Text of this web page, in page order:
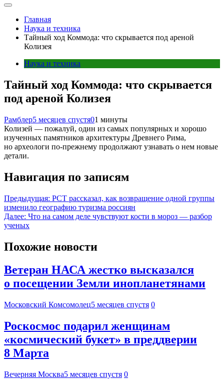
Главная
Наука и техника
Тайный ход Коммода: что скрывается под ареной
Колизея
Наука и техника
Тайный ход Коммода: что скрывается
под ареной Колизея
Рамблер5 месяцев спустя01 минуты
Колизей — пожалуй, один из самых популярных и хорошо
изученных памятников архитектуры Древнего Рима,
но археологи по-прежнему продолжают узнавать о нем новые
детали.
Навигация по записям
Предыдущая: РСТ рассказал, как возвращение одной группы
изменило географию туризма россиян
Далее: Что на самом деле чувствуют кости в мороз — разбор
ученых
Похожие новости
Ветеран НАСА жестко высказался
о посещении Земли инопланетянами
Московский Комсомолец5 месяцев спустя 0
Роскосмос подарил женщинам
«космический букет» в преддверии
8 Марта
Вечерняя Москва5 месяцев спустя 0